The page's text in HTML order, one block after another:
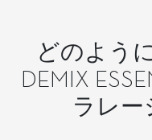
どのよう
DEMIX
ラレー